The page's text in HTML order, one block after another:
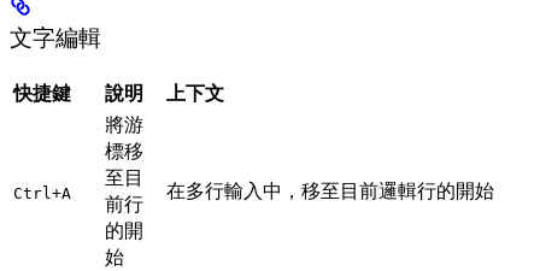
文字編輯
快捷鍵 說明 上下文
Ctrl+A
將游
標移
至目
前行
的開
始
在多行輸入中，移至目前邏輯行的開始